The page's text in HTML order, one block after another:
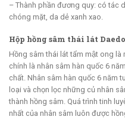
– Thành phần đương quy: có tác
chóng mặt, da dẻ xanh xao.
Hộp hồng sâm thái lát
Hồng sâm thái lát tẩm mật ong
chính là nhân sâm hàn quốc 6
chất. Nhân sâm hàn quốc 6 năm
loại và chọn lọc những củ nhân
thành hồng sâm. Quá trình tinh
nhất của nhân sâm luôn được